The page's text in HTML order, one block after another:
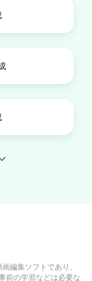
編集ソフトであり、
前の学習などは必要な